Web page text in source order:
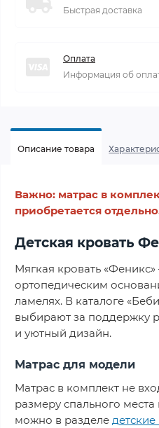
Быстрая доставка
Оплата
Информация об
Описание товара
Важно: матрас в
приобретается
Детская кровать
Мягкая кровать
ортопедическим
ламелях. В каталоге
выбирают за поддержку
и уютный дизайн.
Матрас для модели
Матрас в комплект не
размеру спального
можно в разделе